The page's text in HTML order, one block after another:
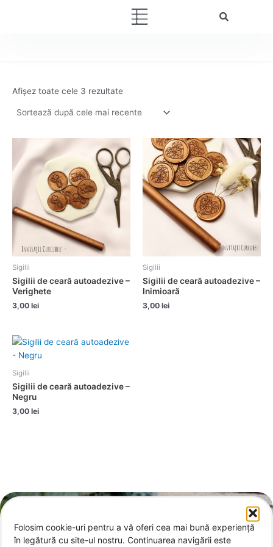
Folosim cookie-uri pentru a vă oferi cea mai bună experiență
în legătură cu site-ul nostru. Continuarea navigării este
Menu
Afișez toate cele 3 rezultate
după
cele
mai
Sigilii
Sigilii de ceară autoadezive –
Verighete
3,00 lei
Sigilii
Sigilii de ceară autoadezive –
Inimioară
3,00 lei
Sigilii
Sigilii de ceară autoadezive –
Negru
3,00 lei
Contact